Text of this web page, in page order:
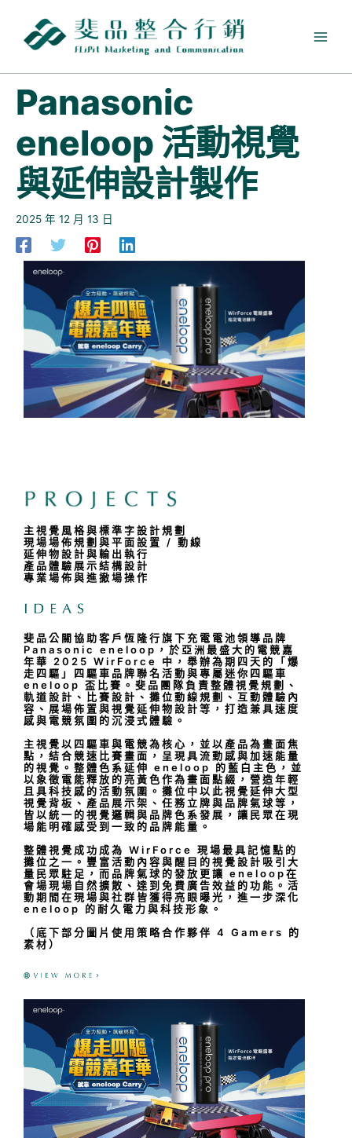
內
Panasonic
eneloop 活動視覺
與延伸設計製作
2025 年 12 月 13 日
主視覺風格與標準字設計規劃
現場場佈規劃與平面設置 / 動線
延伸物設計與輸出執行
產品體驗展示結構設計
專業場佈與進撤場操作
斐品公關協助客戶恆隆行旗下充電電池領導品牌
Panasonic eneloop，於亞洲最盛大的電競嘉
年華 2025 WirForce 中，舉辦為期四天的「爆
走四驅」四驅車品牌聯名活動與專屬迷你四驅車
eneloop 盃比賽。斐品團隊負責整體視覺規劃、
軌道設計、比賽設計、攤位動線規劃、互動體驗內
容、展場佈置與視覺延伸物設計等，打造兼具速度
感與電競氛圍的沉浸式體驗。
主視覺以四驅車與電競為核心，並以產品為畫面焦
點，結合競速比賽畫面，呈現具流動感與加速能量
的視覺。整體色系延伸 eneloop 的藍白主色，並
以象徵電能釋放的亮黃色作為畫面點綴，營造年輕
且具科技感的活動氛圍。攤位中以此視覺延伸大型
視覺背板、產品展示架、任務立牌與品牌氣球等，
皆以統一的視覺邏輯與品牌色系發展，讓民眾在現
場能明確感受到一致的品牌能量。
整體視覺成功成為 WirForce 現場最具記憶點的
攤位之一。豐富活動內容與醒目的視覺設計吸引大
量民眾駐足，而品牌氣球的發放更讓 eneloop在
會場現場自然擴散、達到免費廣告效益的功能。活
動期間在現場與社群皆獲得亮眼曝光，進一步深化
eneloop 的耐久電力與科技形象。
（底下部分圖片使用策略合作夥伴 4 Gamers 的
素材）